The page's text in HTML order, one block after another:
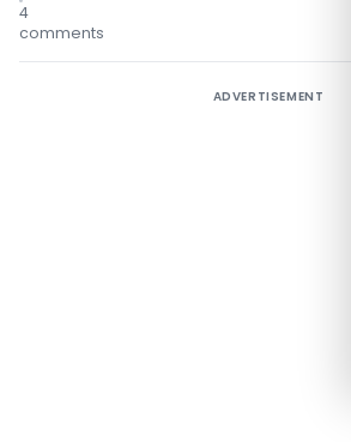
4
comments
ADVERTISEMENT